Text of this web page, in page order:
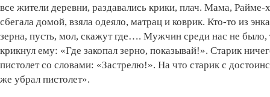
все жители деревни, раздавались крики, плач. Мама,
сбегала домой, взяла одеяло, матрац и коврик. Кто-то из
зерна, пусть, мол, скажут где…. Мужчин среди нас не было,
крикнул ему: «Где закопал зерно, показывай!». Старик
пистолет со словами: «Застрелю!». На что старик с
же убрал пистолет».